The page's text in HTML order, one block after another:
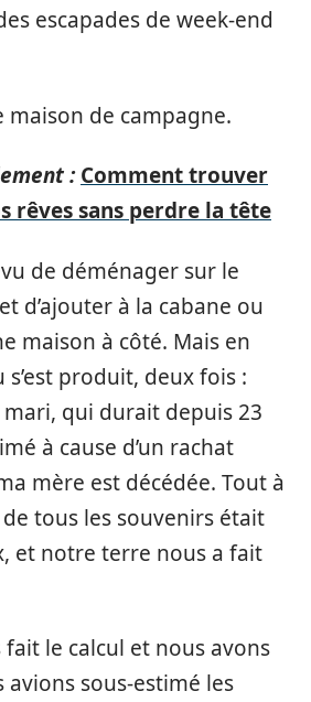
escapades de week-end
maison de campagne.
: Comment trouver
rêves sans perdre la tête
de déménager sur le
d’ajouter à la cabane ou
maison à côté. Mais en
s’est produit, deux fois :
mari, qui durait depuis 23
à cause d’un rachat
mère est décédée. Tout à
tous les souvenirs était
et notre terre nous a fait
fait le calcul et nous avons
avions sous-estimé les